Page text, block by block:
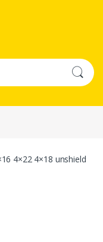
4×22 4×18 unshield